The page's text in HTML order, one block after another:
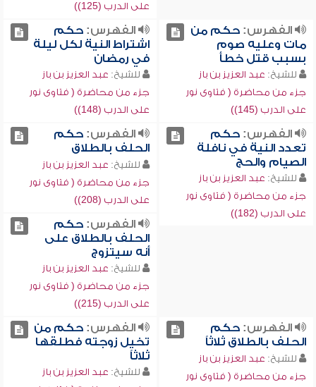
على الدرب (125))
الفهرس:حكم من
مات وعليه صوم
بسبب قتل خطأ
للشيخ: عبد العزيز بن باز
جزء من محاضرة ( فتاوى نور
على الدرب (145))
الفهرس:حكم
اشتراط النية لكل ليلة
في رمضان
للشيخ: عبد العزيز بن باز
جزء من محاضرة ( فتاوى نور
على الدرب (148))
الفهرس:حكم
تعدد النية في نافلة
الصيام والحج
للشيخ: عبد العزيز بن باز
جزء من محاضرة ( فتاوى نور
على الدرب (182))
الفهرس:حكم
الحلف بالطلاق
للشيخ: عبد العزيز بن باز
جزء من محاضرة ( فتاوى نور
على الدرب (208))
الفهرس:حكم
الحلف بالطلاق على
أنه سيتزوج
للشيخ: عبد العزيز بن باز
جزء من محاضرة ( فتاوى نور
على الدرب (215))
الفهرس:حكم
الحلف بالطلاق ثلاثاً
للشيخ: عبد العزيز بن باز
جزء من محاضرة ( فتاوى نور
الفهرس:حكم من
تخيل زوجته فطلقها
ثلاثاً
للشيخ: عبد العزيز بن باز